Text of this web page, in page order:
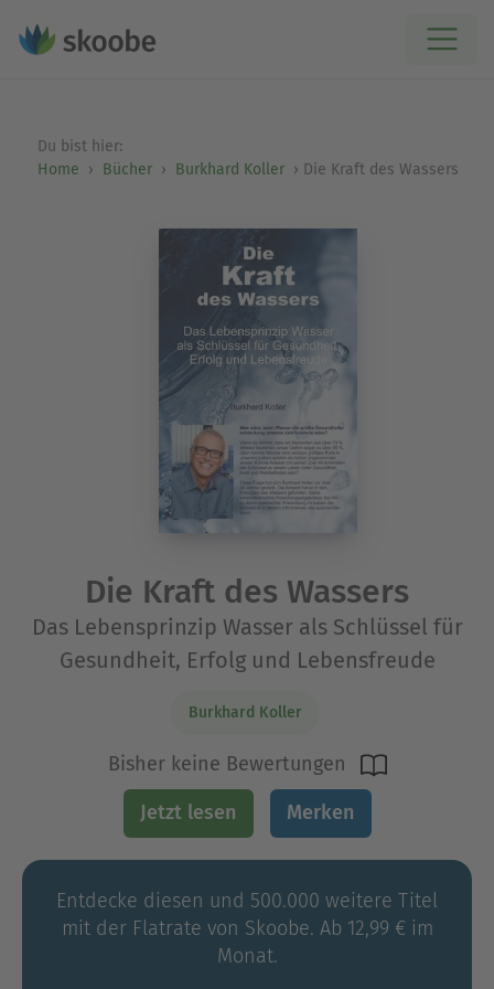
Du bist hier:
Home
Bücher Burkhard Koller Die Kraft des Wassers
Die Kraft des Wassers
Das Lebensprinzip Wasser als Schlüssel für
Gesundheit, Erfolg und Lebensfreude
Burkhard Koller
Bisher keine Bewertungen
Jetzt lesen Merken
Entdecke diesen und 500.000 weitere Titel
mit der Flatrate von Skoobe. Ab 12,99 € im
Monat.